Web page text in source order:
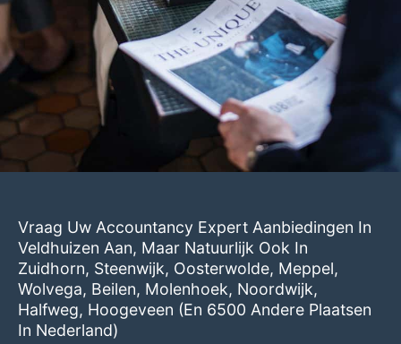
Vraag Uw Accountancy Expert Aanbiedingen In
Veldhuizen Aan, Maar Natuurlijk Ook In
Zuidhorn, Steenwijk, Oosterwolde, Meppel,
Wolvega, Beilen, Molenhoek, Noordwijk,
Halfweg, Hoogeveen (en 6500 Andere Plaatsen
In Nederland)